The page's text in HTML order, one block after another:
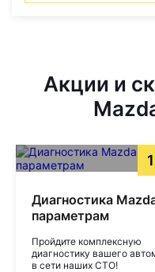
Акции и
Диагностика
параметрам
Пройдите комплексную
диагностику вашего
в сети наших СТО!